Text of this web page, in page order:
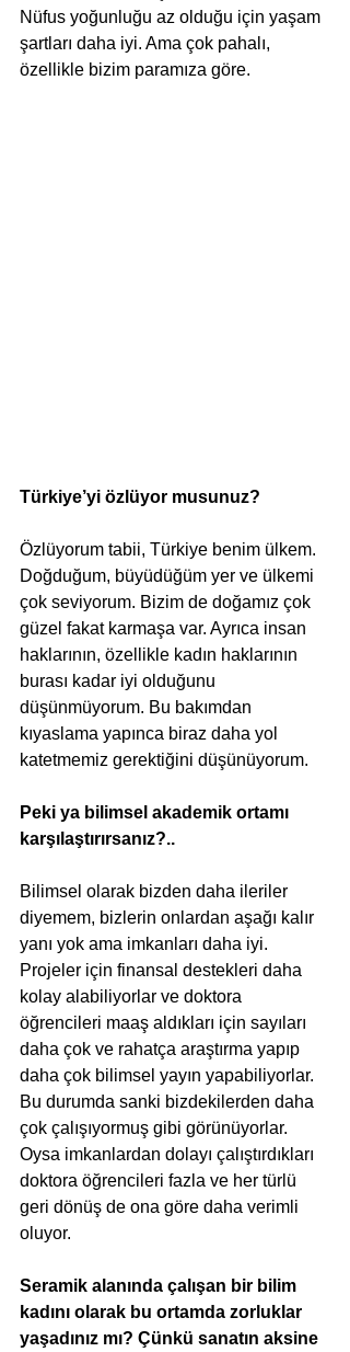
Nüfus yoğunluğu az olduğu için yaşam
şartları daha iyi. Ama çok pahalı,
özellikle bizim paramıza göre.
Türkiye’yi özlüyor musunuz?
Özlüyorum tabii, Türkiye benim ülkem.
Doğduğum, büyüdüğüm yer ve ülkemi
çok seviyorum. Bizim de doğamız çok
güzel fakat karmaşa var. Ayrıca insan
haklarının, özellikle kadın haklarının
burası kadar iyi olduğunu
düşünmüyorum. Bu bakımdan
kıyaslama yapınca biraz daha yol
katetmemiz gerektiğini düşünüyorum.
Peki ya bilimsel akademik ortamı
karşılaştırırsanız?..
Bilimsel olarak bizden daha ileriler
diyemem, bizlerin onlardan aşağı kalır
yanı yok ama imkanları daha iyi.
Projeler için finansal destekleri daha
kolay alabiliyorlar ve doktora
öğrencileri maaş aldıkları için sayıları
daha çok ve rahatça araştırma yapıp
daha çok bilimsel yayın yapabiliyorlar.
Bu durumda sanki bizdekilerden daha
çok çalışıyormuş gibi görünüyorlar.
Oysa imkanlardan dolayı çalıştırdıkları
doktora öğrencileri fazla ve her türlü
geri dönüş de ona göre daha verimli
oluyor.
Seramik alanında çalışan bir bilim
kadını olarak bu ortamda zorluklar
yaşadınız mı? Çünkü sanatın aksine